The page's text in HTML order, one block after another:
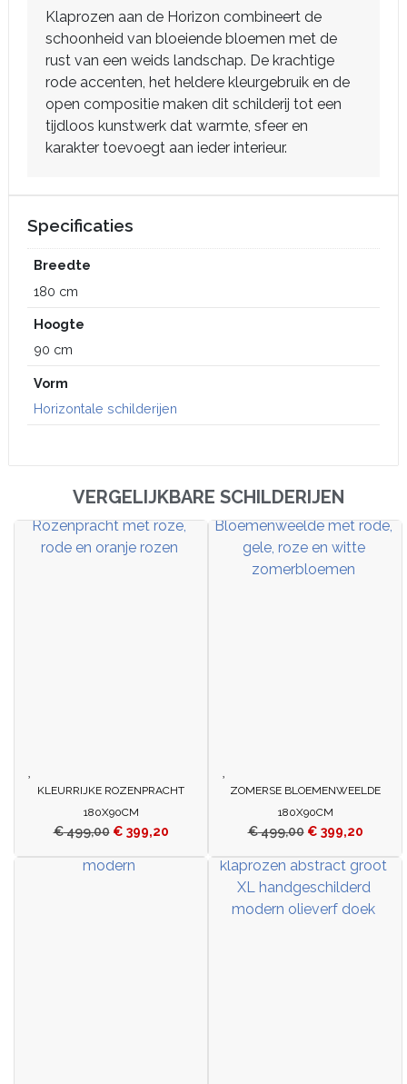
Klaprozen aan de Horizon combineert de
schoonheid van bloeiende bloemen met de
rust van een weids landschap. De krachtige
rode accenten, het heldere kleurgebruik en de
open compositie maken dit schilderij tot een
tijdloos kunstwerk dat warmte, sfeer en
karakter toevoegt aan ieder interieur.
Specificaties
Breedte
180 cm
Hoogte
90 cm
Vorm
Horizontale schilderijen
VERGELIJKBARE SCHILDERIJEN
KLEURRIJKE ROZENPRACHT
180X90CM
€499,00 € 399,20
ZOMERSE BLOEMENWEELDE
180X90CM
€499,00 € 399,20